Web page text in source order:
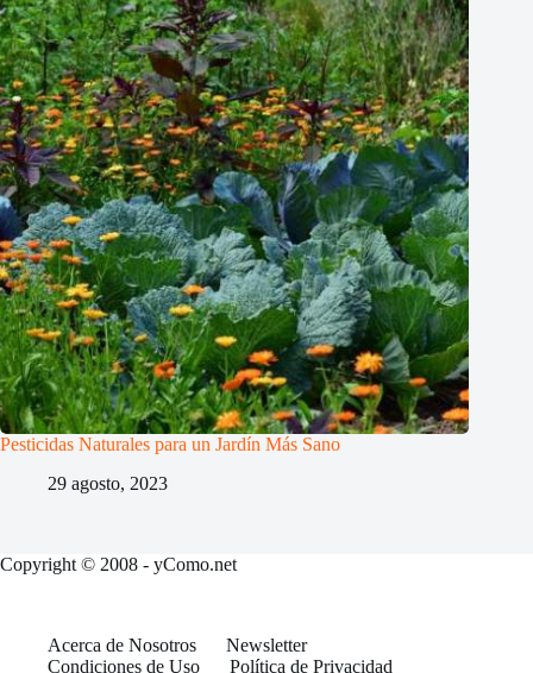
Pesticidas Naturales para un Jardín Más Sano
29 agosto, 2023
Copyright © 2008 - yComo.net
Acerca de Nosotros
Newsletter
Condiciones de Uso
Política de Privacidad